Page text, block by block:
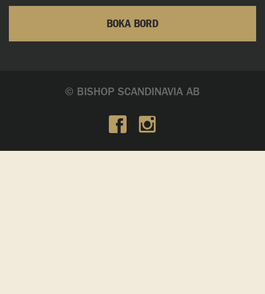
BOKA BORD
© BISHOP SCANDINAVIA AB